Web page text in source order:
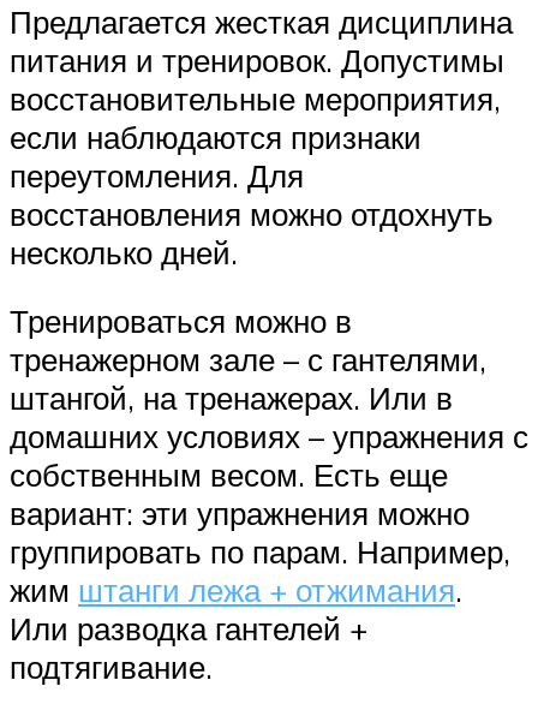
Предлагается жесткая дисциплина
питания и тренировок. Допустимы
восстановительные мероприятия,
если наблюдаются признаки
переутомления. Для
восстановления можно отдохнуть
несколько дней.
Тренироваться можно в
тренажерном зале – с гантелями,
штангой, на тренажерах. Или в
домашних условиях – упражнения с
собственным весом. Есть еще
вариант: эти упражнения можно
группировать по парам. Например,
жим штанги лежа + отжимания.
Или разводка гантелей +
подтягивание.